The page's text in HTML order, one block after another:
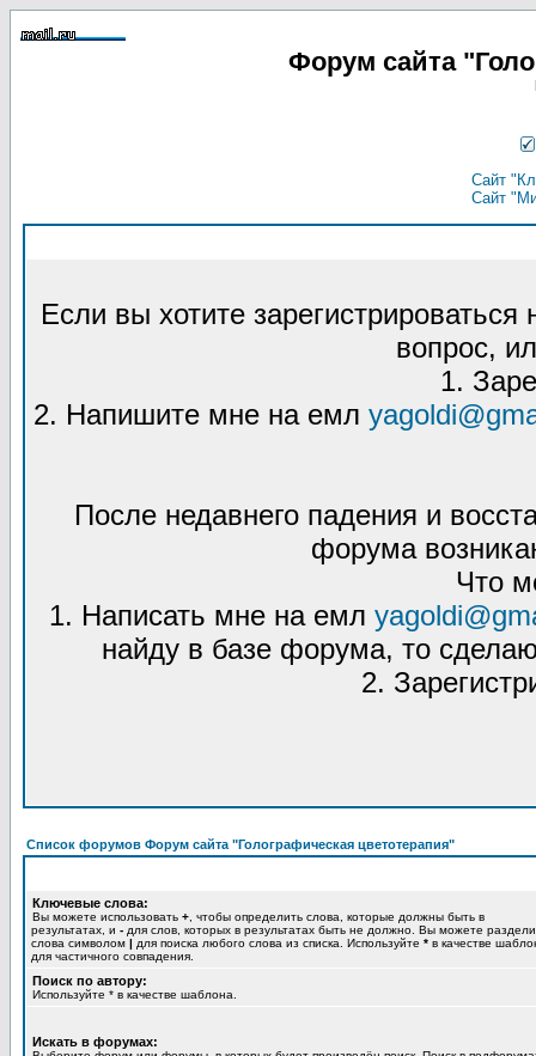
Форум сайта
Сайт
Сайт
Если вы хотите
вопрос,
1.
2. Напишите мне на емл
После недавнего падения и
форума
Что
1. Написать мне на емл
найду в базе форума, то
2.
Список форумов Форум сайта "Голографическая цветотерапия"
Ключевые слова:
Вы можете использовать + , чтобы определить слова, которые должны быть в
результатах, и - для слов, которых в результатах быть не должно. Вы можете
слова символом | для поиска любого слова из списка. Используйте * в качестве
для частичного совпадения.
Поиск по автору:
Используйте * в качестве шаблона.
Искать в форумах: